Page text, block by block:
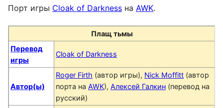
Порт игры Cloak of Darkness на AWK.
Плащ тьмы
Перевод
игры
Cloak of Darkness
Автор(ы)
Roger Firth (автор игры), Nick Moffitt (автор
порта на AWK), Алексей Галкин (перевод на
русский)